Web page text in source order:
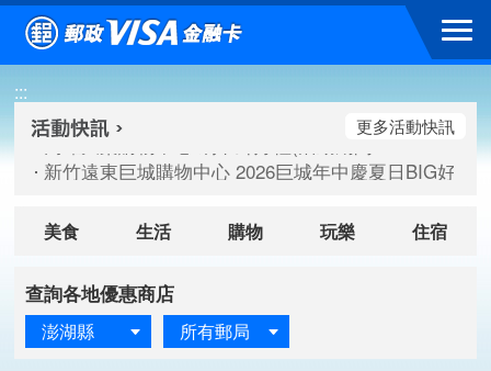
跳到主要內容區塊
:::
高雄大樂購物中心 刷卡郵好禮(活動期間：115/08/07-
臺北三創生活 有點東西第2波 刷卡郵好禮(活動期間：
高雄大樂購物中心 刷卡郵好禮(活動期間：115/08/07-
新竹遠東巨城購物中心 2026巨城年中慶夏日BIG好刷(
更多活動快訊
美食 生活 購物 玩樂 住宿
查詢各地優惠商店
澎湖縣 所有郵局